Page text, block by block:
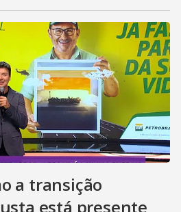
a transição
está presente